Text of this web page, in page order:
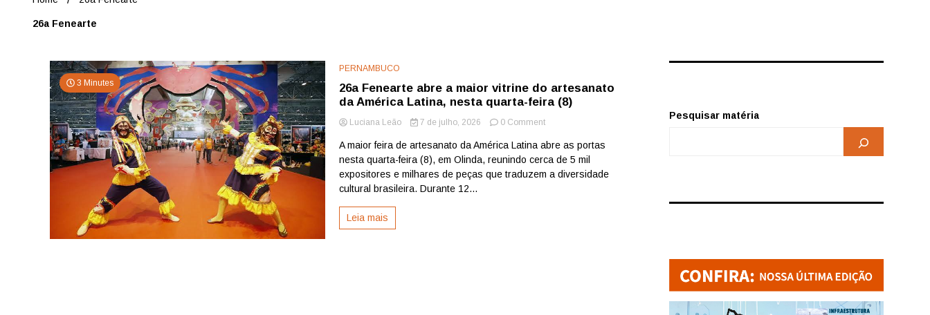
26a Fenearte
3 Minutes
PERNAMBUCO
26a Fenearte abre a maior vitrine do artesanato
da América Latina, nesta quarta-feira (8)
Luciana Leão 7 de julho, 2026 0 Commenton
Fenearte
abre
a
A maior feira de artesanato da América Latina abre as portas
nesta quarta-feira (8), em Olinda, reunindo cerca de 5 mil
expositores e milhares de peças que traduzem a diversidade
cultural brasileira. Durante 12...
Leia mais
Pesquisar matéria